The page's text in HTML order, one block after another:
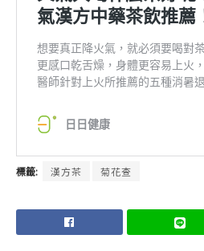
標籤: 漢方茶 菊花查